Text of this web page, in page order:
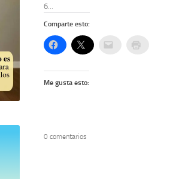
6...
Comparte esto:
Me gusta esto:
0 comentarios